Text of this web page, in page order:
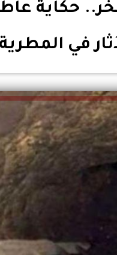
حكاية
في المطرية